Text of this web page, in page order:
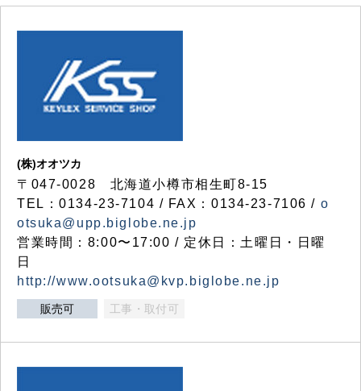
(株)オオツカ
〒047-0028 北海道小樽市相生町8-15
TEL：0134-23-7104 / FAX：0134-23-7106 / o
otsuka@upp.biglobe.ne.jp
営業時間：8:00〜17:00 / 定休日：土曜日・日曜
日
http://www.ootsuka@kvp.biglobe.ne.jp
販売可 工事・取付可